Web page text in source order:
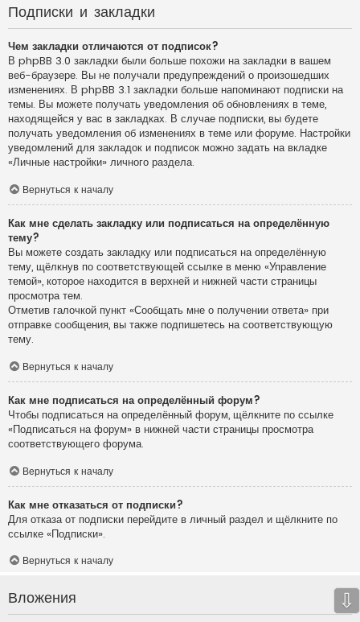
Подписки и закладки
Чем закладки отличаются от подписок?
В phpBB 3.0 закладки были больше похожи на закладки в вашем
веб-браузере. Вы не получали предупреждений о произошедших
изменениях. В phpBB 3.1 закладки больше напоминают подписки на
темы. Вы можете получать уведомления об обновлениях в теме,
находящейся у вас в закладках. В случае подписки, вы будете
получать уведомления об изменениях в теме или форуме. Настройки
уведомлений для закладок и подписок можно задать на вкладке
«Личные настройки» личного раздела.
Вернуться к началу
Как мне сделать закладку или подписаться на определённую
тему?
Вы можете создать закладку или подписаться на определённую
тему, щёлкнув по соответствующей ссылке в меню «Управление
темой», которое находится в верхней и нижней части страницы
просмотра тем.
Отметив галочкой пункт «Сообщать мне о получении ответа» при
отправке сообщения, вы также подпишетесь на соответствующую
тему.
Вернуться к началу
Как мне подписаться на определённый форум?
Чтобы подписаться на определённый форум, щёлкните по ссылке
«Подписаться на форум» в нижней части страницы просмотра
соответствующего форума.
Вернуться к началу
Как мне отказаться от подписки?
Для отказа от подписки перейдите в личный раздел и щёлкните по
ссылке «Подписки».
Вернуться к началу
Вложения ⇩